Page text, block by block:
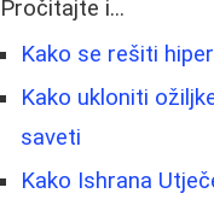
Pročitajte i...
Kako se rešiti
Kako ukloniti
saveti
Kako Ishrana